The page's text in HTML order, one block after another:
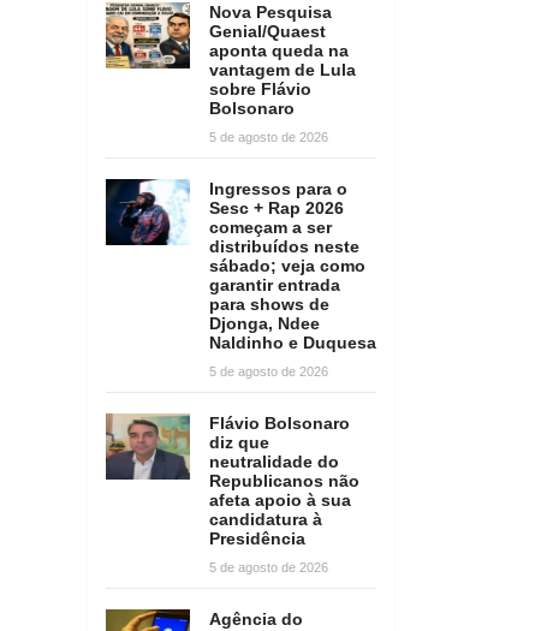
Nova Pesquisa
Genial/Quaest
aponta queda na
vantagem de Lula
sobre Flávio
Bolsonaro
5 de agosto de 2026
Ingressos para o
Sesc + Rap 2026
começam a ser
distribuídos neste
sábado; veja como
garantir entrada
para shows de
Djonga, Ndee
Naldinho e Duquesa
5 de agosto de 2026
Flávio Bolsonaro
diz que
neutralidade do
Republicanos não
afeta apoio à sua
candidatura à
Presidência
5 de agosto de 2026
Agência do